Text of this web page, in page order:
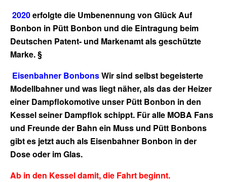
2020erfolgte die Umbenennung von Glück Auf
Bonbon in Pütt Bonbon und die Eintragung beim
Deutschen Patent- und Markenamt als geschützte
Marke.§
Eisenbahner BonbonsWir sind selbst begeisterte
Modellbahner und was liegt näher, als das der Heizer
einer Dampflokomotive unser Pütt Bonbon in den
Kessel seiner Dampflok schippt. Für alle MOBA Fans
und Freunde der Bahn ein Muss und Pütt Bonbons
gibt es jetzt auch als Eisenbahner Bonbon in der
Dose oder im Glas.
Ab in den Kessel damit, die Fahrt beginnt.